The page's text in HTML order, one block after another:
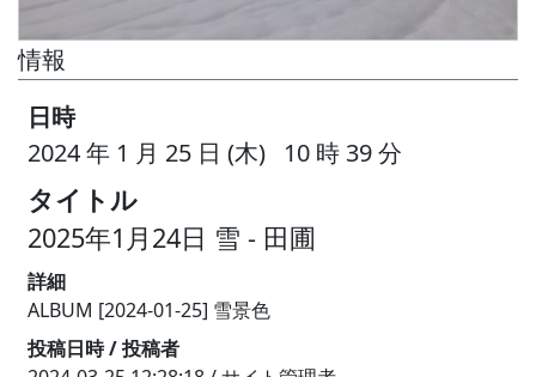
情報
日時
2024 年 1 月 25 日 (木) 10 時 39 分
タイトル
2025年1月24日 雪 - 田圃
詳細
ALBUM [2024-01-25] 雪景色
投稿日時 / 投稿者